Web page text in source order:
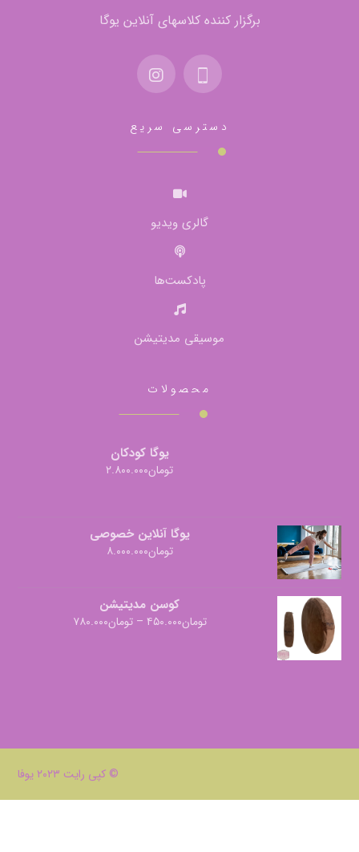
برگزار کننده کلاسهای آنلاین یوگا
دسترسی سریع
گالری ویدیو
پادکست‌ها
موسیقی مدیتیشن
محصولات
یوگا کودکان
تومان۲.۸۰۰.۰۰۰
یوگا آنلاین خصوصی
تومان۸.۰۰۰.۰۰۰
کوسن مدیتیشن
تومان۴۵۰.۰۰۰ –تومان۷۸۰.۰۰۰
© کپی رایت ۲۰۲۳ یوفا